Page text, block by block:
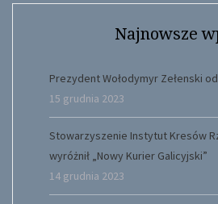
Najnowsze
Prezydent Wołodymyr Zełenski
15 grudnia 2023
Stowarzyszenie Instytut Kresów
wyróżnił „Nowy Kurier Galicyjski”
14 grudnia 2023